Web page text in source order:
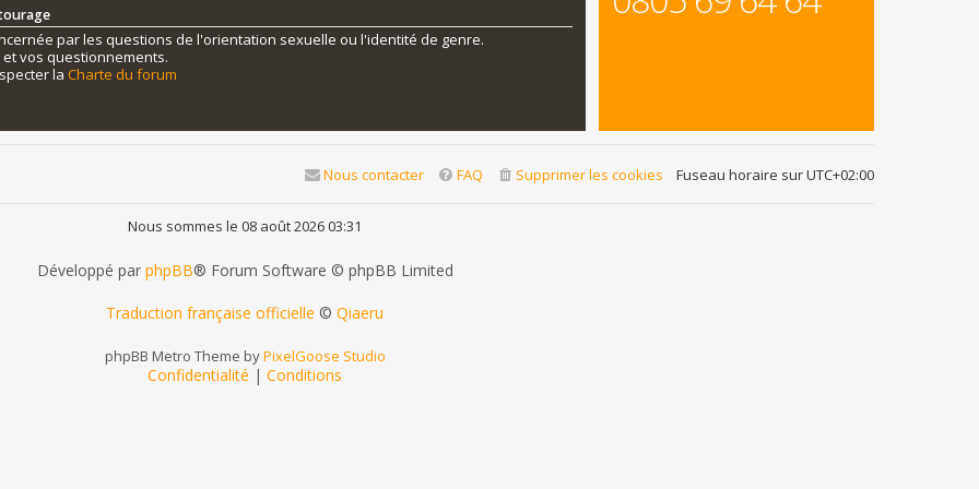
par les questions de l'orientation sexuelle ou l'identité de genre.
vos questionnements.
la Charte du forum
Fuseau horaire surUTC+02:00
Supprimer les cookies
FAQ
Nous contacter
Nous sommes le 08 août 2026 03:31
Développé par phpBB® Forum Software © phpBB Limited
Traduction française officielle © Qiaeru
phpBB Metro Theme byPixelGoose Studio
Confidentialité | Conditions